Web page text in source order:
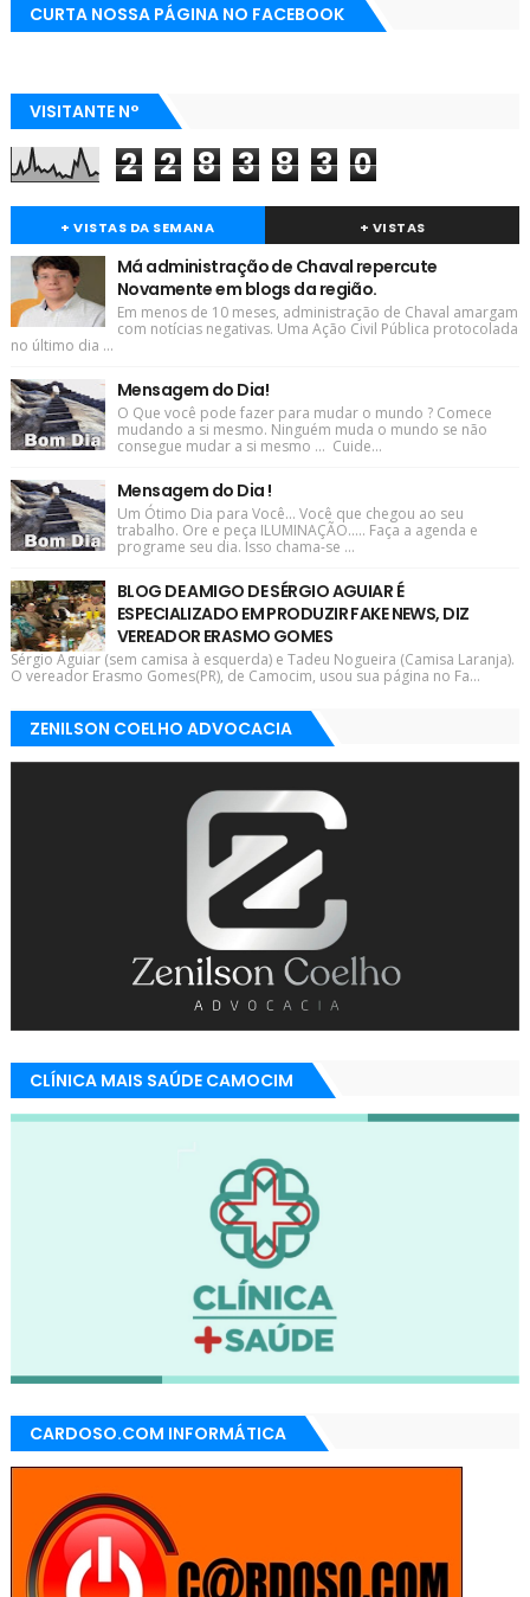
CURTA NOSSA PÁGINA NO FACEBOOK
VISITANTE N°
2 2 8 3 8 3 0
+ VISTAS DA SEMANA + VISTAS
Má administração de Chaval repercute
Novamente em blogs da região.
Em menos de 10 meses, administração de Chaval amargam
com notícias negativas. Uma Ação Civil Pública protocolada
no último dia ...
Mensagem do Dia!
O Que você pode fazer para mudar o mundo ? Comece
mudando a si mesmo. Ninguém muda o mundo se não
consegue mudar a si mesmo ... Cuide...
Mensagem do Dia !
Um Ótimo Dia para Você... Você que chegou ao seu
trabalho. Ore e peça ILUMINAÇÃO..... Faça a agenda e
programe seu dia. Isso chama-se ...
BLOG DE AMIGO DE SÉRGIO AGUIAR É
ESPECIALIZADO EM PRODUZIR FAKE NEWS, DIZ
VEREADOR ERASMO GOMES
Sérgio Aguiar (sem camisa à esquerda) e Tadeu Nogueira (Camisa Laranja).
O vereador Erasmo Gomes(PR), de Camocim, usou sua página no Fa...
ZENILSON COELHO ADVOCACIA
CLÍNICA MAIS SAÚDE CAMOCIM
CARDOSO.COM INFORMÁTICA